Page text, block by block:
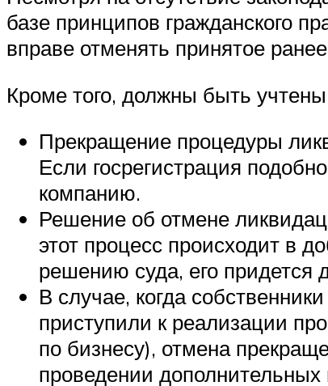
базе принципов гражданского
вправе отменять принятое
Кроме того, должны быть
Прекращение процедуры
Если госрегистрация
компанию.
Решение об отмене
этот процесс происходит в
решению суда, его придется
В случае, когда
приступили к реализации
по бизнесу), отмена
проведении